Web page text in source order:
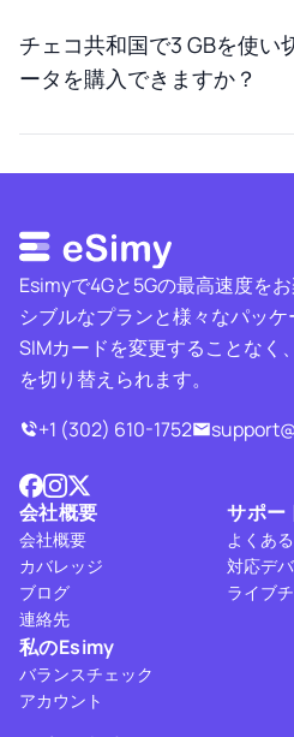
チェコ共和国で3 GBを使い
ータを購入できますか？
Esimyで4Gと5Gの最高速度を
シブルなプランと様々なパッ
SIMカードを変更することなく
を切り替えられます。
+1 (302) 610-1752
会社概要
会社概要
カバレッジ
ブログ
連絡先
サポー
よくあ
対応デ
ライブ
私のEsimy
バランスチェック
アカウント